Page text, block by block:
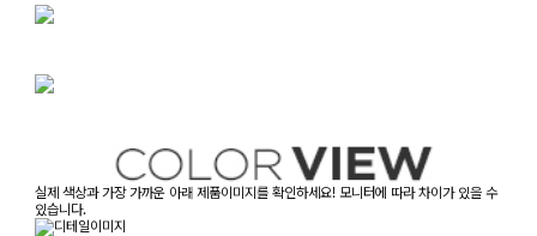
실제 색상과 가장 가까운 아래 제품이미지를 확인하세요! 모니터에 따라 차이가 있을 수
있습니다.